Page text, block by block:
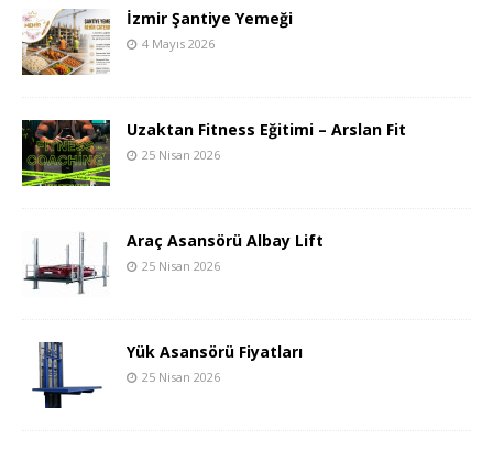
İzmir Şantiye Yemeği
4 Mayıs 2026
Uzaktan Fitness Eğitimi – Arslan Fit
25 Nisan 2026
Araç Asansörü Albay Lift
25 Nisan 2026
Yük Asansörü Fiyatları
25 Nisan 2026